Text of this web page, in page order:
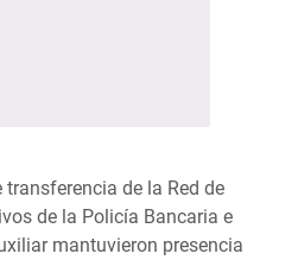
de la Red de
de la Policía Bancaria e
mantuvieron presencia